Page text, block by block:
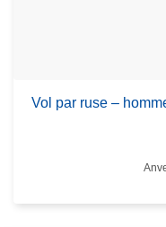
Vol par ruse –